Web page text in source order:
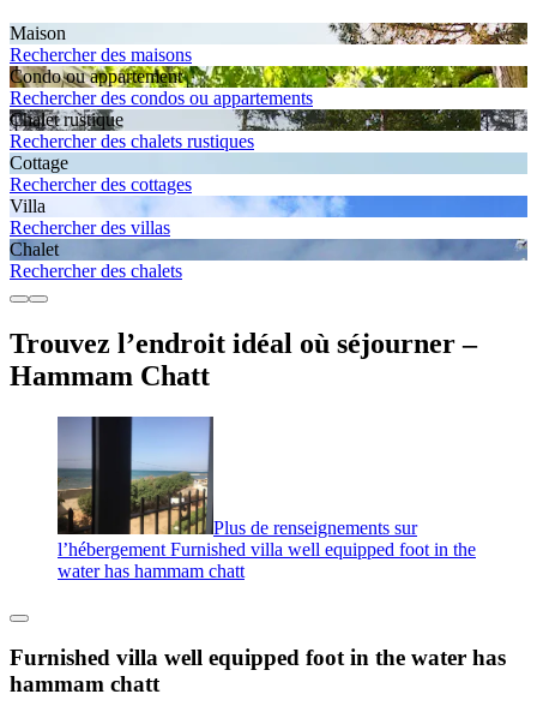
Maison
Rechercher des maisons
Condo ou appartement
Rechercher des condos ou appartements
Chalet rustique
Rechercher des chalets rustiques
Cottage
Rechercher des cottages
Villa
Rechercher des villas
Chalet
Rechercher des chalets
Trouvez l’endroit idéal où séjourner –
Hammam Chatt
Plus de renseignements sur
l’hébergement Furnished villa well equipped foot in the
water has hammam chatt
Furnished villa well equipped foot in the water has
hammam chatt